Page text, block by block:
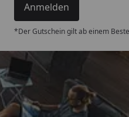
Anmelden
*Der Gutschein gilt ab einem